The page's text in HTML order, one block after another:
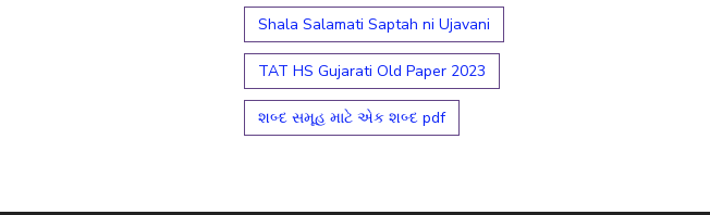
Shala Salamati Saptah ni Ujavani
TAT HS Gujarati Old Paper 2023
શબ્દ સમૂહ માટે એક શબ્દ pdf